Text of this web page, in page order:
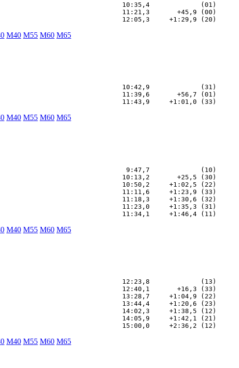
10:35,4             (01)
11:21,3       +45,9 (00)
M40 M55 M60 M65
10:42,9             (31)
11:39,6       +56,7 (01)
M40 M55 M60 M65
9:47,7             (10)
10:13,2       +25,5 (30)
10:50,2     +1:02,5 (22)
11:11,6     +1:23,9 (33)
11:18,3     +1:30,6 (32)
11:23,0     +1:35,3 (31)
M40 M55 M60 M65
12:23,8             (13)
12:40,1       +16,3 (33)
13:28,7     +1:04,9 (22)
13:44,4     +1:20,6 (23)
14:02,3     +1:38,5 (12)
14:05,9     +1:42,1 (21)
M40 M55 M60 M65